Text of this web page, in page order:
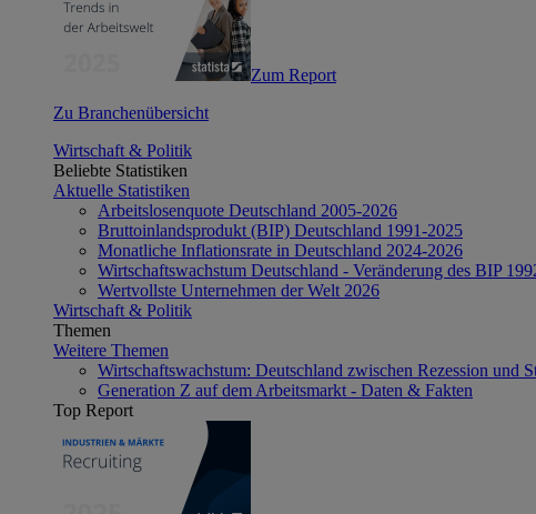
Zum Report
Zu Branchenübersicht
Wirtschaft & Politik
Beliebte Statistiken
Aktuelle Statistiken
Arbeitslosenquote Deutschland 2005-2026
Bruttoinlandsprodukt (BIP) Deutschland 1991-2025
Monatliche Inflationsrate in Deutschland 2024-2026
Wirtschaftswachstum Deutschland - Veränderung des BIP
Wertvollste Unternehmen der Welt 2026
Wirtschaft & Politik
Themen
Weitere Themen
Wirtschaftswachstum: Deutschland zwischen Rezession und
Generation Z auf dem Arbeitsmarkt - Daten & Fakten
Top Report